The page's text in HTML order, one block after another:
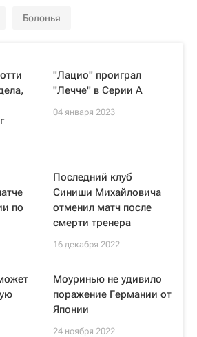
Болонья
"Лацио" проиграл
"Лечче" в Серии А
04 января 2023
по
Последний клуб
Синиши Михайловича
отменил матч после
смерти тренера
16 декабря 2022
Моуринью не удивило
поражение Германии от
Японии
24 ноября 2022